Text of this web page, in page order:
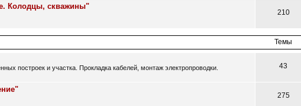
Колодцы, скважины"
210
Темы
построек и участка. Прокладка кабелей, монтаж электропроводки.
43
275